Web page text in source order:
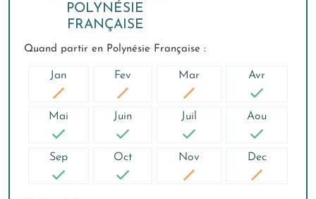
POLYNÉSIE
FRANÇAISE
Quand partir en Polynésie Française :
Jan Fev Mar Avr
Mai Juin Juil Aou
Sep Oct Nov Dec